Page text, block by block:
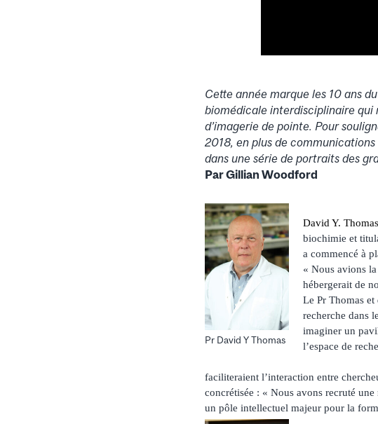
Cette année marque les 10 ans du
biomédicale interdisciplinaire qui
d’imagerie de pointe. Pour
2018, en plus de communications
dans une série de portraits des
Par Gillian Woodford
Pr David Y Thomas
David Y. Thomas
biochimie et
a commencé à
« Nous avions
hébergerait de
Le Pr Thomas
recherche dans
imaginer un
l’espace de
faciliteraient l’interaction entre
concrétisée : « Nous avons recruté
un pôle intellectuel majeur pour la